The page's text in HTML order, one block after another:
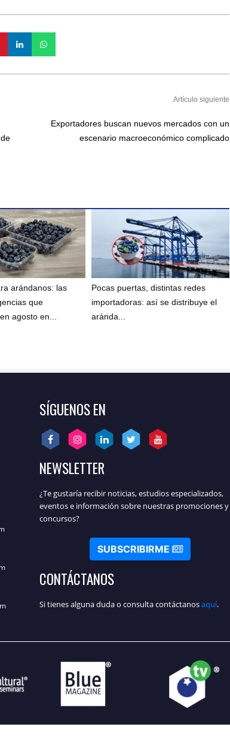
Artículo siguiente
Exportadores buscan nuevos mercados con un
escenario macroeconómico complicado
arándanos: las
que
agosto en...
Pocas puertas, distintas redes
importadoras: así se distribuye el
aránda...
SÍGUENOS EN
NEWSLETTER
¿Te gustaría recibir noticias, estudios especializados,
eventos e información sobre nuestras promociones y
concursos?
SUBSCRIBIRME
CONTÁCTANOS
Si tienes alguna duda o consulta contáctanosaquí.